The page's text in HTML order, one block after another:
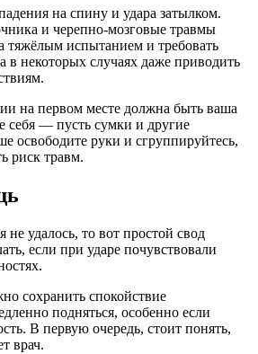
на спину и удара затылком.
и черепно-мозговые травмы
тяжёлым испытанием и требовать
в некоторых случаях даже приводить
на первом месте должна быть ваша
себя — пусть сумки и другие
освободите руки и сгруппируйтесь,
риск травм.
не удалось, то вот простой свод
если при ударе почувствовали
сохранить спокойствие
подняться, особенно если
В первую очередь, стоит понять,
врач.